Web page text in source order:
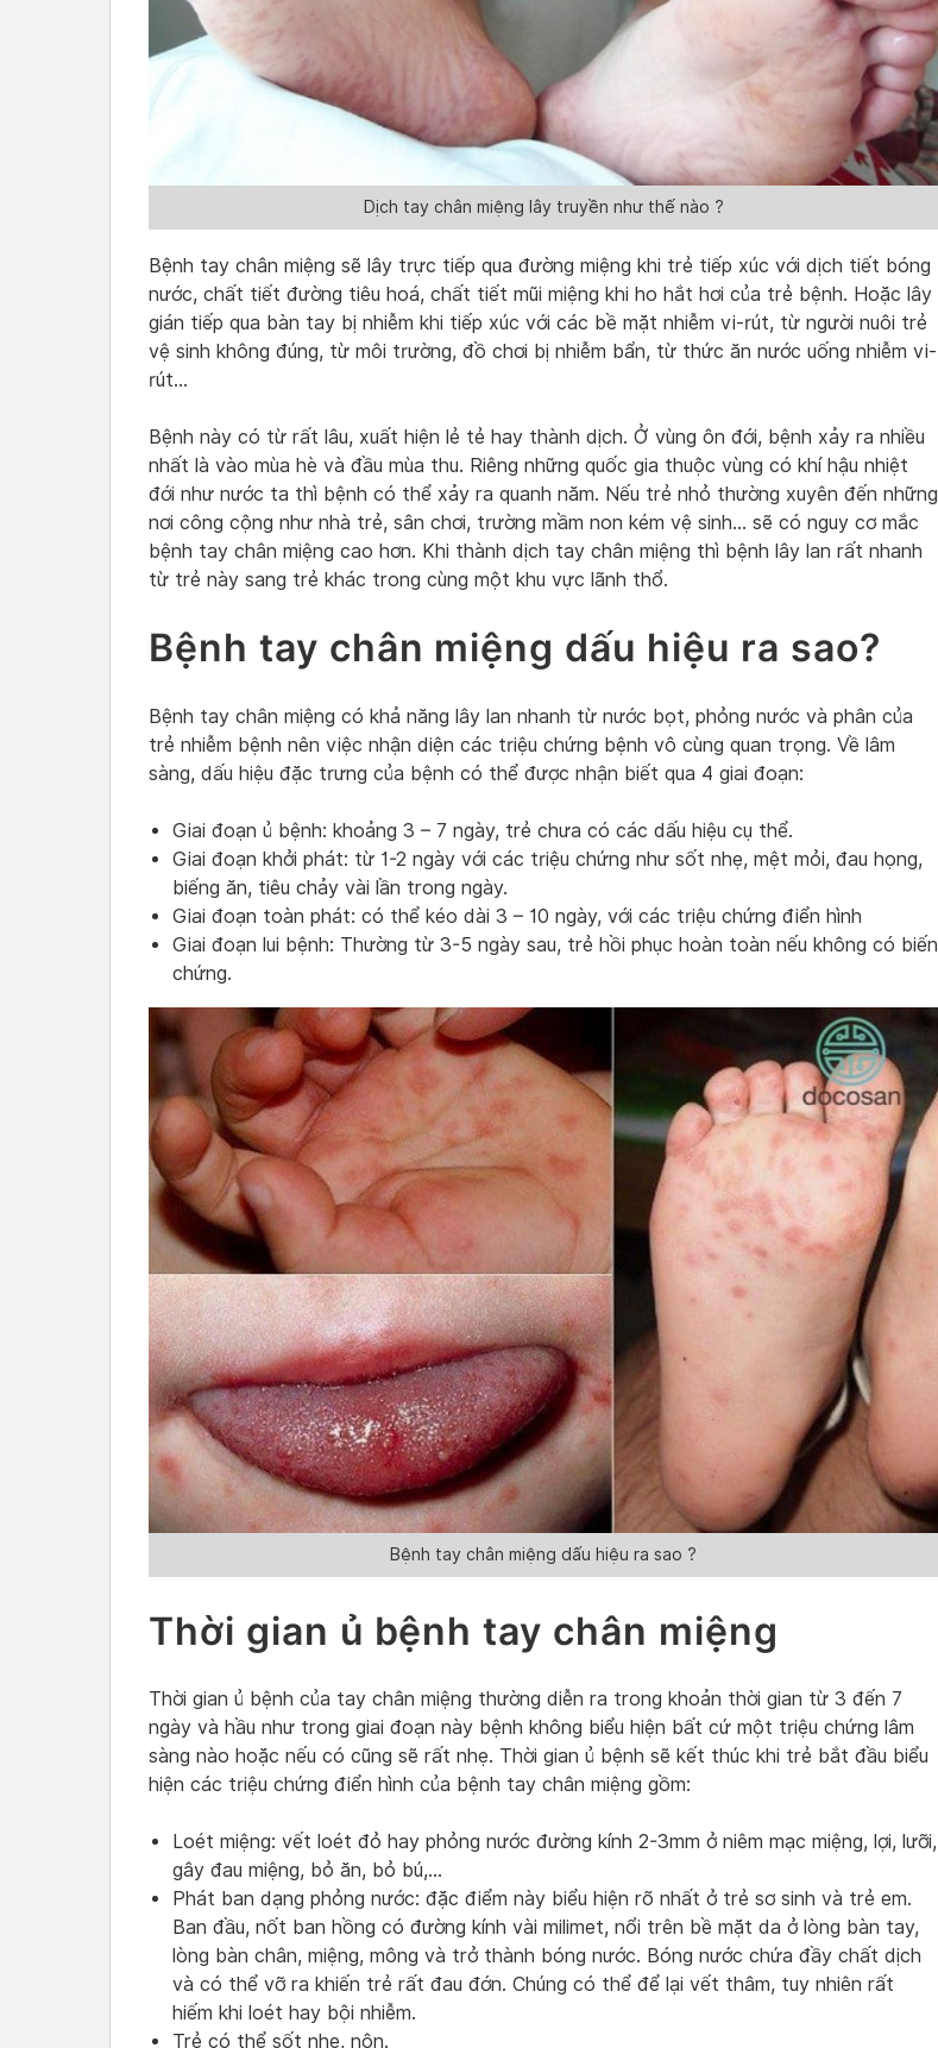
Dịch tay chân miệng lây truyền như thế nào ?
Bệnh tay chân miệng sẽ lây trực tiếp qua đường miệng khi trẻ tiếp xúc với dịch tiết bóng
nước, chất tiết đường tiêu hoá, chất tiết mũi miệng khi ho hắt hơi của trẻ bệnh. Hoặc lây
gián tiếp qua bàn tay bị nhiễm khi tiếp xúc với các bề mặt nhiễm vi-rút, từ người nuôi trẻ
vệ sinh không đúng, từ môi trường, đồ chơi bị nhiễm bẩn, từ thức ăn nước uống nhiễm vi-
rút…
Bệnh này có từ rất lâu, xuất hiện lẻ tẻ hay thành dịch. Ở vùng ôn đới, bệnh xảy ra nhiều
nhất là vào mùa hè và đầu mùa thu. Riêng những quốc gia thuộc vùng có khí hậu nhiệt
đới như nước ta thì bệnh có thể xảy ra quanh năm. Nếu trẻ nhỏ thường xuyên đến những
nơi công cộng như nhà trẻ, sân chơi, trường mầm non kém vệ sinh… sẽ có nguy cơ mắc
bệnh tay chân miệng cao hơn. Khi thành dịch tay chân miệng thì bệnh lây lan rất nhanh
từ trẻ này sang trẻ khác trong cùng một khu vực lãnh thổ.
Bệnh tay chân miệng dấu hiệu ra sao?
Bệnh tay chân miệng có khả năng lây lan nhanh từ nước bọt, phỏng nước và phân của
trẻ nhiễm bệnh nên việc nhận diện các triệu chứng bệnh vô cùng quan trọng. Về lâm
sàng, dấu hiệu đặc trưng của bệnh có thể được nhận biết qua 4 giai đoạn:
Giai đoạn ủ bệnh: khoảng 3 – 7 ngày, trẻ chưa có các dấu hiệu cụ thể.
Giai đoạn khởi phát: từ 1-2 ngày với các triệu chứng như sốt nhẹ, mệt mỏi, đau họng,
biếng ăn, tiêu chảy vài lần trong ngày.
Giai đoạn toàn phát: có thể kéo dài 3 – 10 ngày, với các triệu chứng điển hình
Giai đoạn lui bệnh: Thường từ 3-5 ngày sau, trẻ hồi phục hoàn toàn nếu không có biến
chứng.
Bệnh tay chân miệng dấu hiệu ra sao ?
Thời gian ủ bệnh tay chân miệng
Thời gian ủ bệnh của tay chân miệng thường diễn ra trong khoản thời gian từ 3 đến 7
ngày và hầu như trong giai đoạn này bệnh không biểu hiện bất cứ một triệu chứng lâm
sàng nào hoặc nếu có cũng sẽ rất nhẹ. Thời gian ủ bệnh sẽ kết thúc khi trẻ bắt đầu biểu
hiện các triệu chứng điển hình của bệnh tay chân miệng gồm:
Loét miệng: vết loét đỏ hay phỏng nước đường kính 2-3mm ở niêm mạc miệng, lợi, lưỡi,
gây đau miệng, bỏ ăn, bỏ bú,…
Phát ban dạng phỏng nước: đặc điểm này biểu hiện rõ nhất ở trẻ sơ sinh và trẻ em.
Ban đầu, nốt ban hồng có đường kính vài milimet, nổi trên bề mặt da ở lòng bàn tay,
lòng bàn chân, miệng, mông và trở thành bóng nước. Bóng nước chứa đầy chất dịch
và có thể vỡ ra khiến trẻ rất đau đớn. Chúng có thể để lại vết thâm, tuy nhiên rất
hiếm khi loét hay bội nhiễm.
Trẻ có thể sốt nhẹ, nôn.